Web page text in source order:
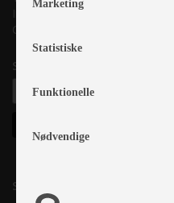
Info@as-kcc.dk
CVR: 33 38 77 33
Samtykke til nyhedsbrev
Salgsafdeling:
Marketing
Statistiske
Funktionelle
Nødvendige